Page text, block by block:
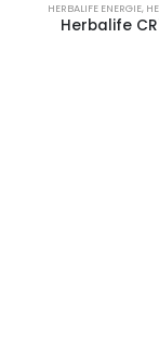
HERBALIFE ENERGIE,
Herbalife